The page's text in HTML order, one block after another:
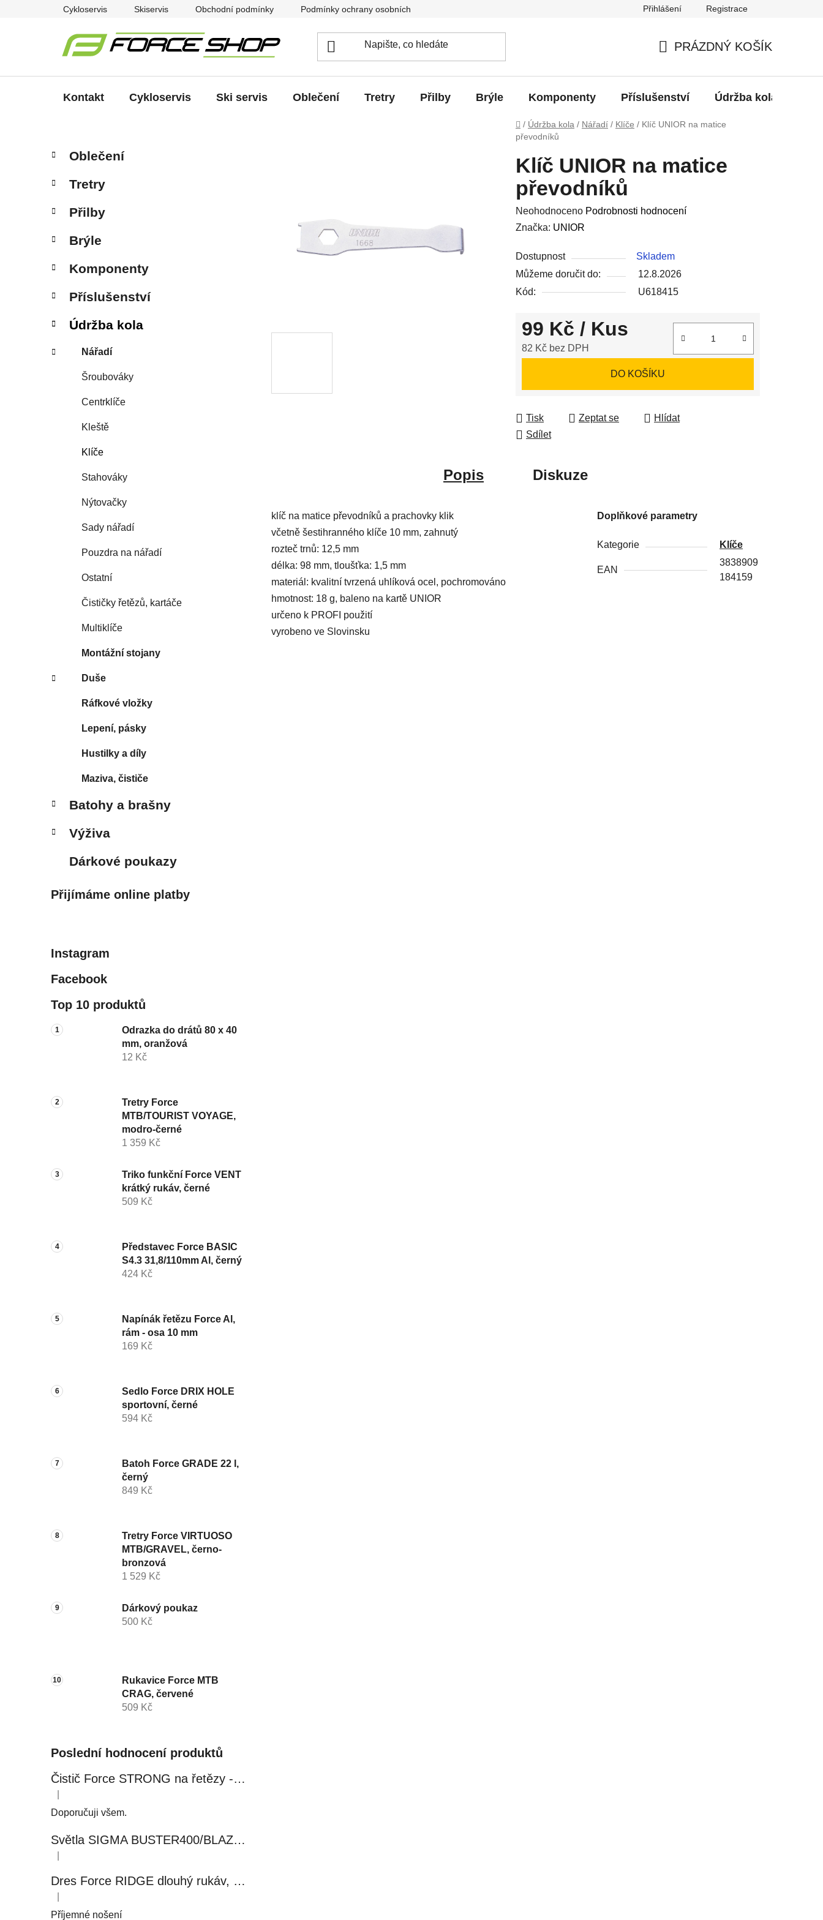
Cykloservis Skiservis Obchodní podmínky Podmínky ochrany osobních údajů Přihlášení Registrace
KOŠÍK
PRÁZDNÝ KOŠÍK
Kontakt Cykloservis Ski servis Oblečení Tretry Přilby Brýle Komponenty Příslušenství Údržba kola
Domů
/ Údržba kola / Nářadí / Klíče / Klíč UNIOR na matice
převodníků
P
s
r
n
n
p
n
l
kategorie
a
e
o
i
Oblečení
Tretry
Přilby
Brýle
Komponenty
Příslušenství
Údržba kola
Nářadí
Šroubováky
Centrklíče
Kleště
Klíče
Stahováky
Nýtovačky
Sady nářadí
Pouzdra na nářadí
Ostatní
Čističky řetězů, kartáče
Multiklíče
Montážní stojany
Duše
Ráfkové vložky
Lepení, pásky
Hustilky a díly
Maziva, čističe
Batohy a brašny
Výživa
Dárkové poukazy
Přijímáme online platby
Instagram
Facebook
Top 10 produktů
Odrazka do drátů 80 x 40
mm, oranžová
12 Kč
Tretry Force
MTB/TOURIST VOYAGE,
modro-černé
1 359 Kč
Triko funkční Force VENT
krátký rukáv, černé
509 Kč
Představec Force BASIC
S4.3 31,8/110mm Al, černý
424 Kč
Napínák řetězu Force Al,
rám - osa 10 mm
169 Kč
Sedlo Force DRIX HOLE
sportovní, černé
594 Kč
Batoh Force GRADE 22 l,
černý
849 Kč
Tretry Force VIRTUOSO
MTB/GRAVEL, černo-
bronzová
1 529 Kč
Dárkový poukaz
500 Kč
Rukavice Force MTB
CRAG, červené
509 Kč
Poslední hodnocení produktů
Čistič Force STRONG na řetězy - 0,5 l, láhev - růžový
Hodnocení produktu je 5 z 5 hvězdiček.
Doporučuji všem.
Světla SIGMA BUSTER400/BLAZE FLASH, přední+zadní
Hodnocení produktu je 5 z 5 hvězdiček.
Dres Force RIDGE dlouhý rukáv, černo-modrý
Hodnocení produktu je 5 z 5 hvězdiček.
Příjemné nošení
Klíč UNIOR na matice
převodníků
Průměrné
hodnocení
je
0,0
z
hvězdiček.
Neohodnoceno Podrobnosti hodnocení
Značka: UNIOR
Dostupnost
Skladem
Můžeme doručit do:
12.8.2026
Kód:
U618415
99 Kč / Kus
82 Kč bez DPH
DO KOŠÍKU
Tisk Zeptat se
Hlídat
Sdílet
Popis Diskuze
klíč na matice převodníků a prachovky klik
včetně šestihranného klíče 10 mm, zahnutý
rozteč trnů: 12,5 mm
délka: 98 mm, tloušťka: 1,5 mm
materiál: kvalitní tvrzená uhlíková ocel, pochromováno
hmotnost: 18 g, baleno na kartě UNIOR
určeno k PROFI použití
vyrobeno ve Slovinsku
Doplňkové parametry
Kategorie Klíče
EAN
3838909
184159